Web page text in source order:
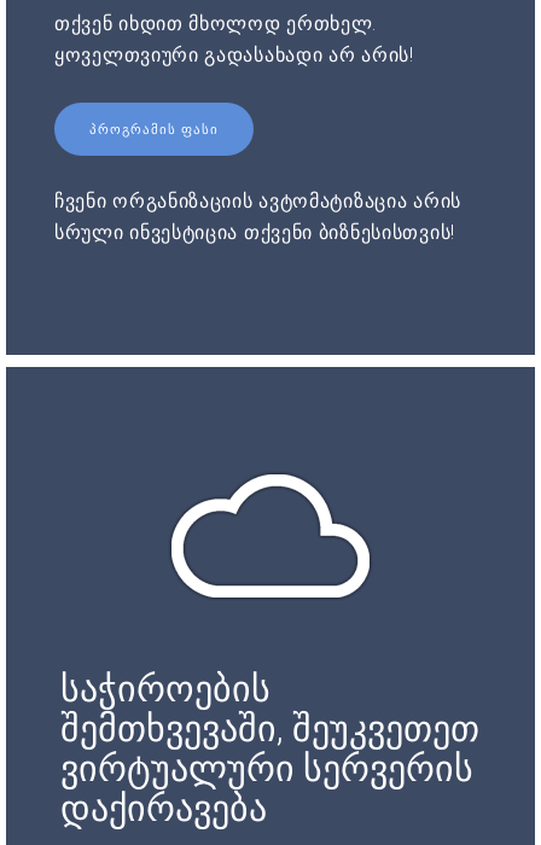
თქვენ იხდით მხოლოდ ერთხელ.
ყოველთვიური გადასახადი არ არის!
ᲞᲠᲝᲒᲠᲐᲛᲘᲡ ᲤᲐᲡᲘ
ჩვენი ორგანიზაციის ავტომატიზაცია არის
სრული ინვესტიცია თქვენი ბიზნესისთვის!
საჭიროების
შემთხვევაში, შეუკვეთეთ
ვირტუალური სერვერის
დაქირავება